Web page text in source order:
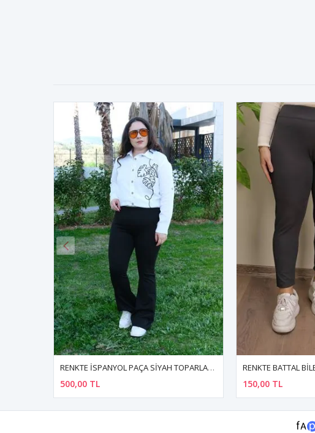
RENKTE BATTAL BİLEK BOY ESNEK ANTRASİT TAYT
150,00 TL 360,00 TL